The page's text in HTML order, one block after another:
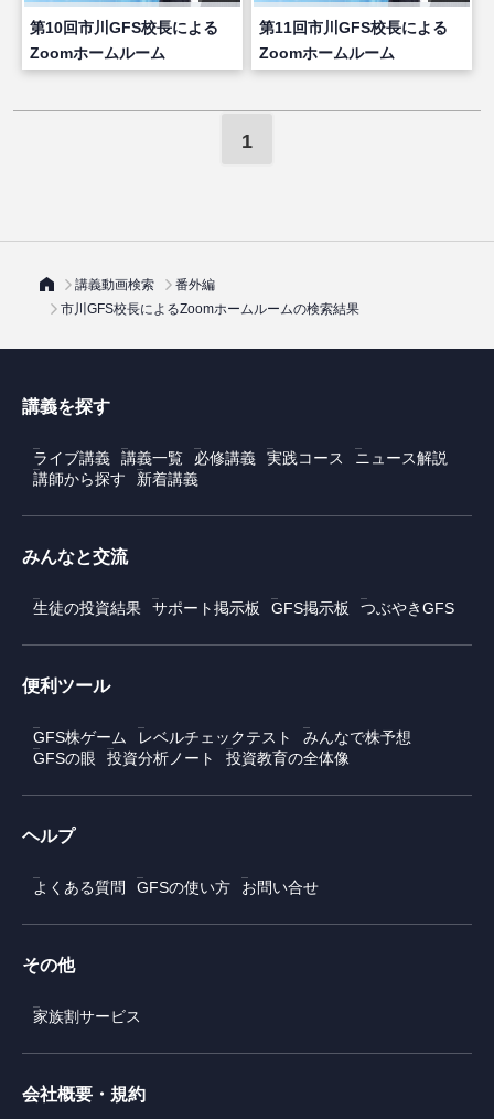
第10回市川GFS校長による
Zoomホームルーム
第11回市川GFS校長による
Zoomホームルーム
1
講義動画検索
番外編
市川GFS校長によるZoomホームルームの検索結果
講義を探す
ライブ講義 講義一覧 必修講義 実践コース
ニュース解説
講師から探す
新着講義
みんなと交流
生徒の投資結果 サポート掲示板 GFS掲示板 つぶやきGFS
便利ツール
GFS株ゲーム レベルチェックテスト
みんなで株予想
GFSの眼
投資分析ノート 投資教育の全体像
ヘルプ
よくある質問 GFSの使い方 お問い合せ
その他
家族割サービス
会社概要・規約